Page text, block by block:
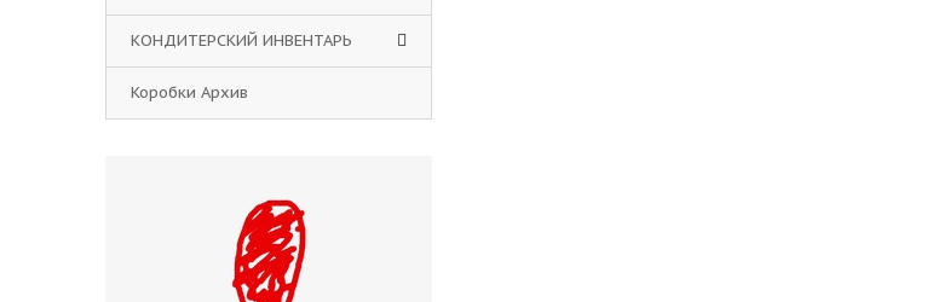
КОНДИТЕРСКИЙ ИНВЕНТАРЬ
Коробки Архив